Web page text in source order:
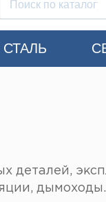
деталей,